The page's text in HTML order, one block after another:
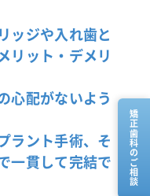
ッジや入れ歯と
リット・デメリ
心配がないよう
ラント手術、そ
一貫して完結で
矯正歯科のご相談